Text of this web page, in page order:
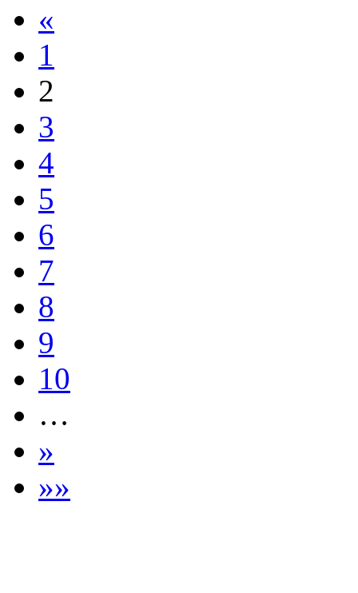
«
1
2
3
4
5
6
7
8
9
10
…
»
»»